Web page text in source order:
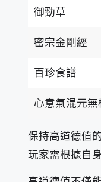
御勁草
密宗金剛經
百珍食譜
心意氣混元無
保持高道德值
玩家需根據自